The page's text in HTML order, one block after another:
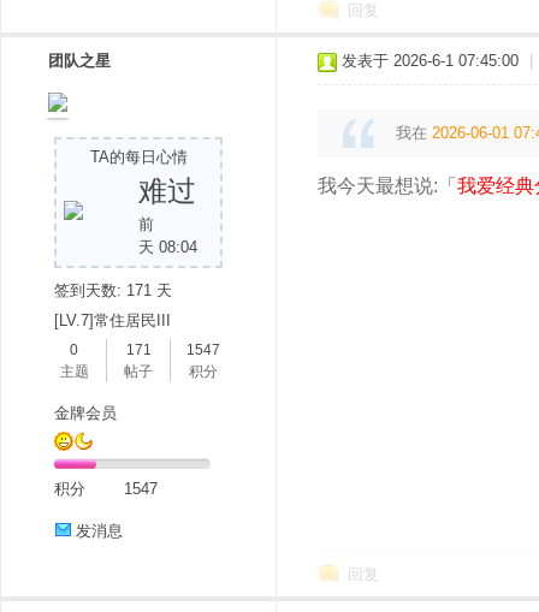
回复
团队之星
TA的每日心情
难过
前
天 08:04
签到天数: 171 天
[LV.7]常住居民III
0
主题
171
帖子
1547
积分
金牌会员
积分 1547
发消息
发表于 2026-6-1 07:45:00
我在 2026-06-01
我今天最想说:「 我爱经典
回复